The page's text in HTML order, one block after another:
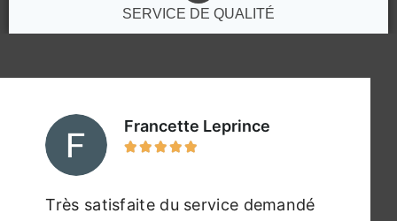
SERVICE DE QUALITÉ
Francette Leprince
    
Très satisfaite du service demandé